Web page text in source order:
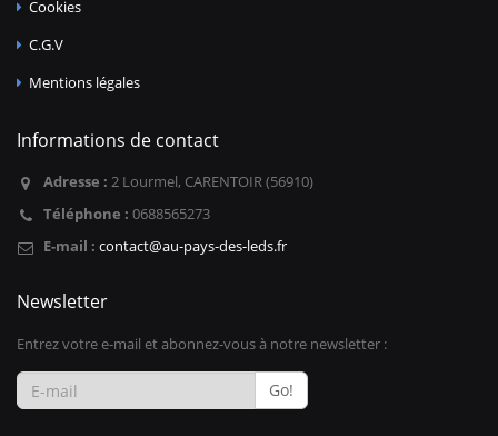
Cookies
C.G.V
Mentions légales
Informations de contact
Adresse : 2 Lourmel, CARENTOIR (56910)
Téléphone : 0688565273
E-mail : contact@au-pays-des-leds.fr
Newsletter
Entrez votre e-mail et abonnez-vous à notre newsletter :
Go!